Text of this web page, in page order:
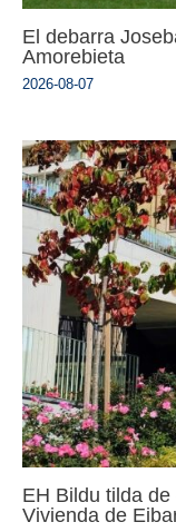
El debarra
Amorebieta
2026-08-07
EH Bildu tilda
Vivienda de